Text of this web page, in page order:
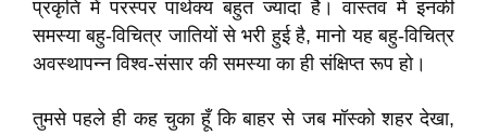
प्रकृति में परस्पर पार्थक्य बहुत ज्यादा है। वास्तव में इनकी
समस्या बहु-विचित्र जातियों से भरी हुई है, मानो यह बहु-विचित्र
अवस्थापन्न विश्व-संसार की समस्या का ही संक्षिप्त रूप हो।
तुमसे पहले ही कह चुका हूँ कि बाहर से जब मॉस्को शहर देखा,